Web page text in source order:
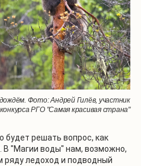
Фото: Андрей Гилёв, участник
РГО "Самая красивая страна"
решать вопрос, как
В "Магии воды" нам, возможно,
ряду ледоход и подводный